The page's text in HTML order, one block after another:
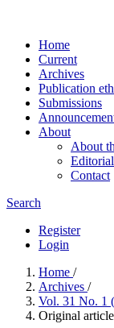
Home
Current
Archives
Publication
Submissions
About
About
Contact
Search
Register
Login
Home /
Archives /
Vol. 31 No. 1
Original